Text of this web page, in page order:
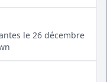
le 26 décembre